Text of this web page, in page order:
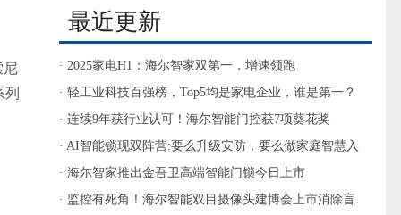
尼
最近更新
· 2025家电H1：海尔智家双第一，增速领跑
· 轻工业科技百强榜，Top5均是家电企业，谁是第一？
· 连续9年获行业认可！海尔智能门控获7项葵花奖
· AI智能锁现双阵营:要么升级安防，要么做家庭智慧入
口
· 海尔智家推出金吾卫高端智能门锁今日上市
· 监控有死角！海尔智能双目摄像头建博会上市消除盲